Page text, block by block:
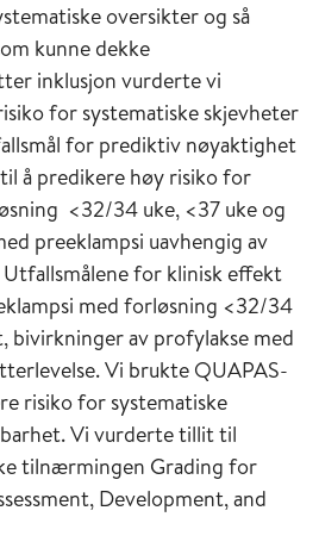
oversikter og så
kunne dekke
inklusjon vurderte vi
for systematiske skjevheter
for prediktiv nøyaktighet
å predikere høy risiko for
<32/34 uke, <37 uke og
preeklampsi uavhengig av
for klinisk effekt
med forløsning <32/34
bivirkninger av profylakse med
Vi brukte QUAPAS-
risiko for systematiske
Vi vurderte tillit til
tilnærmingen Grading for
Development, and